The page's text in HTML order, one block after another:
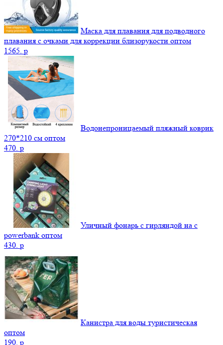
Маска для плавания для подводного
плавания с очками для коррекции близорукости оптом
1565. p
Водонепроницаемый пляжный коврик
270*210 см оптом
470. p
Уличный фонарь с гирляндой на с
powerbank оптом
430. p
Канистра для воды туристическая
оптом
190. p